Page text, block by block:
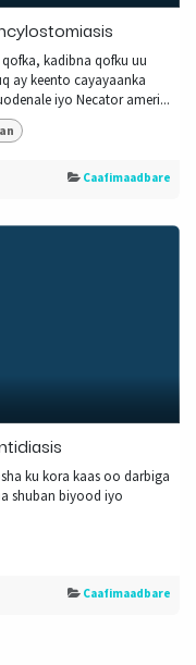
kadibna qofku uu
ay keento cayayaanka
iyo Necator ameri...
Caafimaadbare
ku kora kaas oo darbiga
shuban biyood iyo
Caafimaadbare